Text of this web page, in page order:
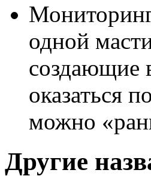
одной
создающие
оказаться
можно
Другие